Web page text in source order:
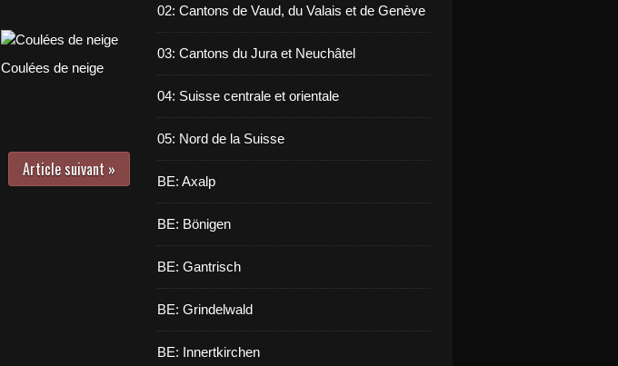
Coulées de neige
Article suivant »
02: Cantons de Vaud, du Valais et de Genève
03: Cantons du Jura et Neuchâtel
04: Suisse centrale et orientale
05: Nord de la Suisse
BE: Axalp
BE: Bönigen
BE: Gantrisch
BE: Grindelwald
BE: Innertkirchen